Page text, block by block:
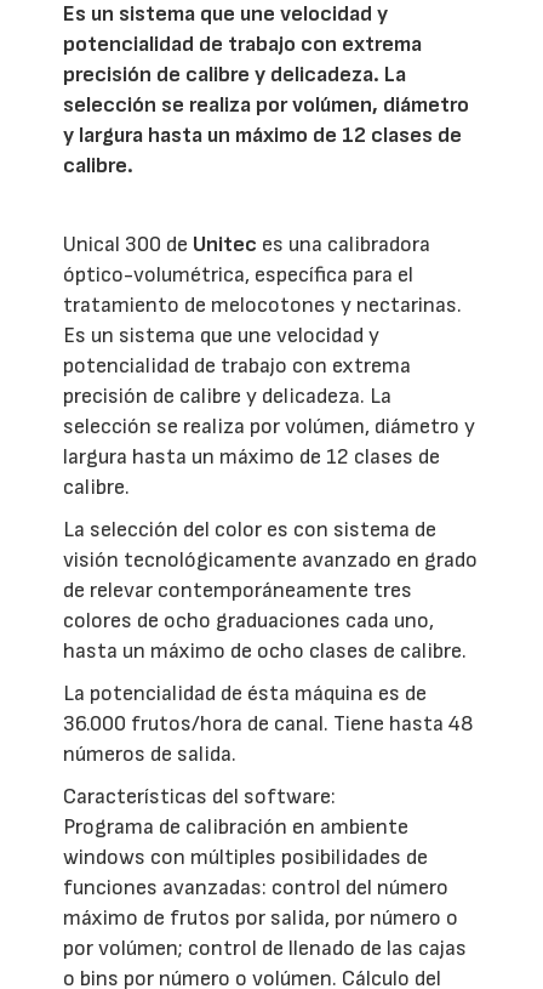
Es un sistema que une velocidad y
potencialidad de trabajo con extrema
precisión de calibre y delicadeza. La
selección se realiza por volúmen, diámetro
y largura hasta un máximo de 12 clases de
calibre.
Unical 300 de Unitec es una calibradora
óptico-volumétrica, específica para el
tratamiento de melocotones y nectarinas.
Es un sistema que une velocidad y
potencialidad de trabajo con extrema
precisión de calibre y delicadeza. La
selección se realiza por volúmen, diámetro y
largura hasta un máximo de 12 clases de
calibre.
La selección del color es con sistema de
visión tecnológicamente avanzado en grado
de relevar contemporáneamente tres
colores de ocho graduaciones cada uno,
hasta un máximo de ocho clases de calibre.
La potencialidad de ésta máquina es de
36.000 frutos/hora de canal. Tiene hasta 48
números de salida.
Características del software:
Programa de calibración en ambiente
windows con múltiples posibilidades de
funciones avanzadas: control del número
máximo de frutos por salida, por número o
por volúmen; control de llenado de las cajas
o bins por número o volúmen. Cálculo del